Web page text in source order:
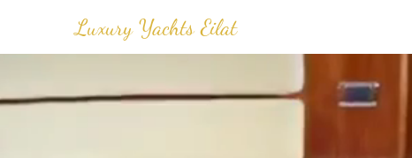
Luxury Yachts Eilat